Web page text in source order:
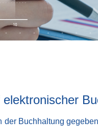
der Buchhaltung